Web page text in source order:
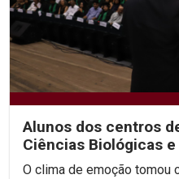
Alunos dos centros
Ciências Biológicas
segunda noite...
O clima de emoção tomou